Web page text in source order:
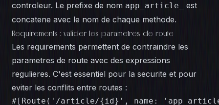
controleur. Le prefixe de nom app_article_
est
concatene avec le nom de chaque methode.
Requirements : valider les parametres de route
Les requirements permettent de contraindre les
parametres de route avec des expressions
regulieres. C'est essentiel pour la securite et pour
eviter les conflits entre routes :
#[Route('/article/{id}', name: